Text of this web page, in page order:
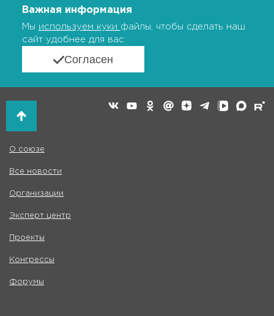
Важная информация
Мы используем куки файлы, чтобы сделать наш
сайт удобнее для вас
Согласен
О союзе
Все новости
Организации
Эксперт центр
Проекты
Конгрессы
Форумы